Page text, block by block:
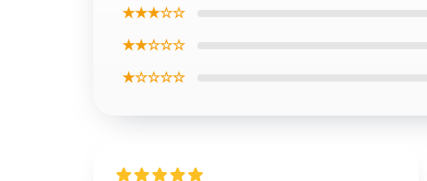
★★★☆☆
★★☆☆☆
★☆☆☆☆